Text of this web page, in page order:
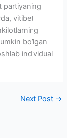
partiyaning
vitibet
bo’lgan
individual
Next Post →